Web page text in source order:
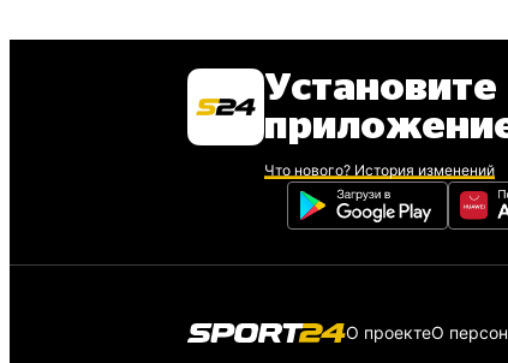
Установите
Что нового? История изменений
О проектеО